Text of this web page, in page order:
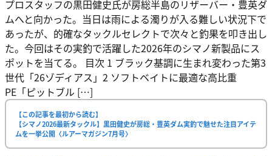
プロスタッフの黒田健史氏が房総半島のリザーバー・豊英ダ
ムへと向かった。当日は雨による濁りが入る難しい状況下で
あったが、的確なタックルセレクトで次々と釣果を叩き出し
た。今回はその実釣で活躍した2026年のシマノ新製品にス
ポットを当てる。 目次 1 ブラック基調に生まれ変わった第3
世代「26ゾディアス」2 ソフトベイトに最適な高比重
PE「ピットブル […]
【この記事を最初から読む】
【シマノ2026最新タックル】黒田健史が房総・豊英ダム実釣で魅せた注目アイテ
ムを一挙公開〈ルアーマガジン7月号〉